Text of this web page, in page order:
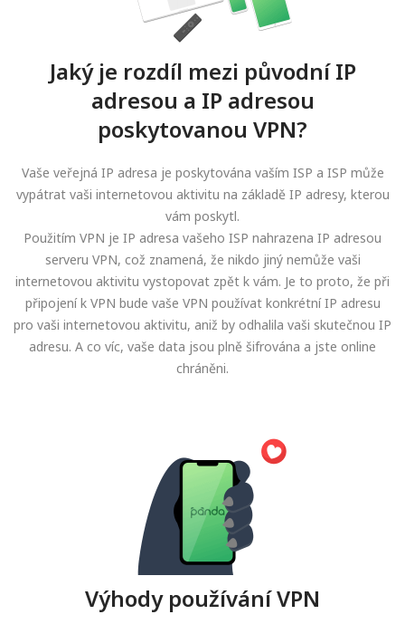
Jaký je rozdíl mezi původní IP
adresou a IP adresou
poskytovanou VPN?
Vaše veřejná IP adresa je poskytována vaším ISP a ISP může
vypátrat vaši internetovou aktivitu na základě IP adresy, kterou
vám poskytl.
Použitím VPN je IP adresa vašeho ISP nahrazena IP adresou
serveru VPN, což znamená, že nikdo jiný nemůže vaši
internetovou aktivitu vystopovat zpět k vám. Je to proto, že při
připojení k VPN bude vaše VPN používat konkrétní IP adresu
pro vaši internetovou aktivitu, aniž by odhalila vaši skutečnou IP
adresu. A co víc, vaše data jsou plně šifrována a jste online
chráněni.
Výhody používání VPN